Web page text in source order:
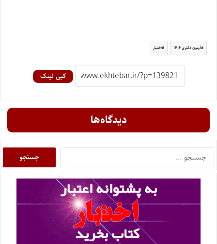
آزمون دکتری ۱۴۰۶ اختبار
کپی لینک
دیدگاه‌ها